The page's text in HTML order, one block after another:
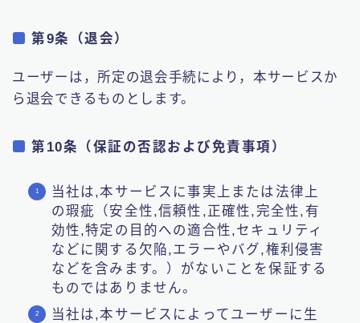
第9条（退会）
ユーザーは，所定の退会手続により，本サービスか
ら退会できるものとします。
第10条（保証の否認および免責事項）
当社は,本サービスに事実上または法律上
の瑕疵（安全性,信頼性,正確性,完全性,有
効性,特定の目的への適合性,セキュリティ
などに関する欠陥,エラーやバグ,権利侵害
などを含みます。）がないことを保証する
ものではありません。
当社は,本サービスによってユーザーに生